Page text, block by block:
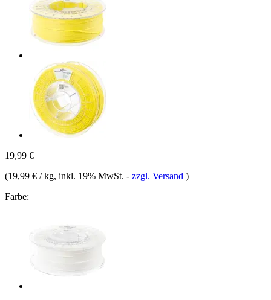
19,99 €
(19,99 € / kg, inkl. 19% MwSt. - zzgl. Versand )
Farbe: